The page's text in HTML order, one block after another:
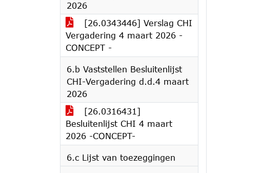
2026
[26.0343446] Verslag CHI
Vergadering 4 maart 2026 -
CONCEPT -
6.b Vaststellen Besluitenlijst
CHI-Vergadering d.d.4 maart
2026
[26.0316431]
Besluitenlijst CHI 4 maart
2026 -CONCEPT-
6.c Lijst van toezeggingen